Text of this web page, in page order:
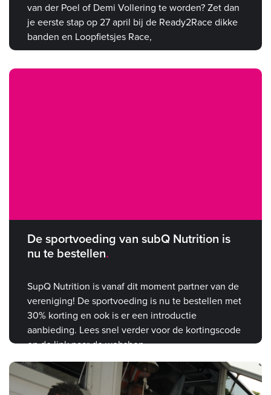
van der Poel of Demi Vollering te worden? Zet dan
je eerste stap op 27 april bij de Ready2Race dikke
banden en Loopfietsjes Race,
De sportvoeding van subQ Nutrition is
nu te bestellen
SupQ Nutrition is vanaf dit moment partner van de
vereniging! De sportvoeding is nu te bestellen met
30% korting en ook is er een introductie
aanbieding. Lees snel verder voor de kortingscode
en de link naar de webshop.